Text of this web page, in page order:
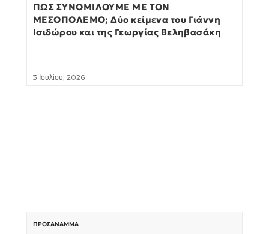
ΠΩΣ ΣΥΝΟΜΙΛΟΥΜΕ ΜΕ ΤΟΝ
ΜΕΣΟΠΟΛΕΜΟ; Δύο κείμενα του Γιάννη
Ισιδώρου και της Γεωργίας Βεληβασάκη
3 Ιουλίου, 2026
ΠΡΟΣΆΝΑΜΜΑ